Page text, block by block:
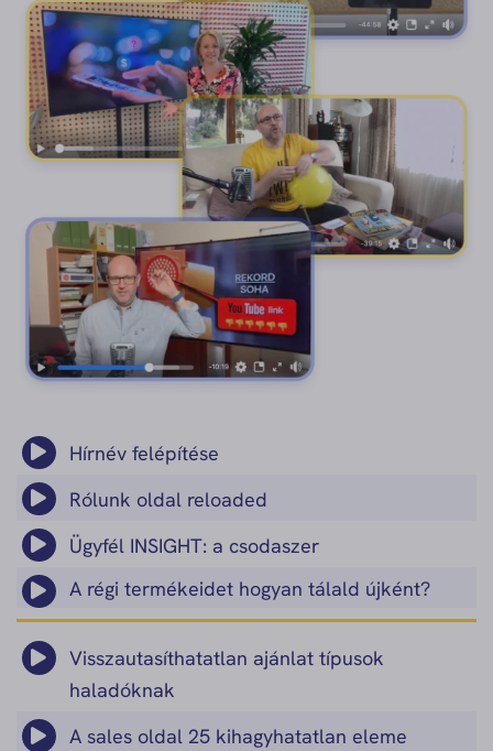
Hírnév felépítése
Rólunk oldal reloaded
Ügyfél INSIGHT: a csodaszer
A régi termékeidet hogyan tálald újként?
Visszautasíthatatlan ajánlat típusok
haladóknak
A sales oldal 25 kihagyhatatlan eleme